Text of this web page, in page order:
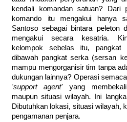
kendali komandan satuan? Dari
komando itu mengakui hanya
Santoso sebagai bintara peleton
mengakui secara kesatria.
kelompok sebelas itu, pangkat
dibawah pangkat serka (sersan
mampu mengorganisir tim tanpa
dukungan lainnya? Operasi
'support agent' yang
maupun situasi wilayah. Ini
Dibutuhkan lokasi, situasi wilayah,
pengamanan penjara.